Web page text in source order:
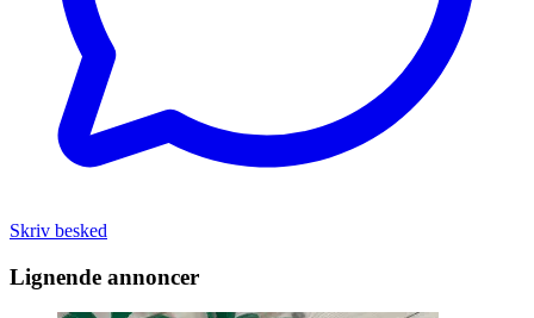
Skriv besked
Lignende annoncer